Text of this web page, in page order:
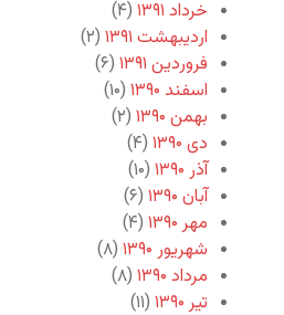
خرداد ۱۳۹۱
(۴)
اردیبهشت ۱۳۹۱
(۲)
فروردین ۱۳۹۱
(۶)
اسفند ۱۳۹۰
(۱۰)
بهمن ۱۳۹۰
(۲)
دی ۱۳۹۰
(۴)
آذر ۱۳۹۰
(۱۰)
آبان ۱۳۹۰
(۶)
مهر ۱۳۹۰
(۴)
شهریور ۱۳۹۰
(۸)
مرداد ۱۳۹۰
(۸)
تیر ۱۳۹۰
(۱۱)